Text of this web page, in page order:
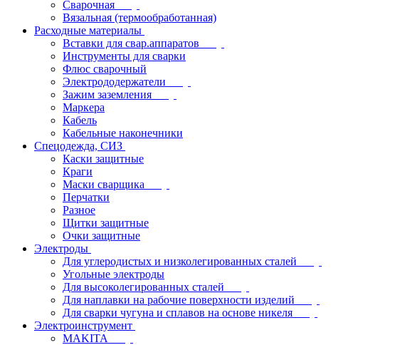
Сварочная
Вязальная (термообработанная)
Расходные материалы
Вставки для свар.аппаратов
Инструменты для сварки
Флюс сварочный
Электрододержатели
Зажим заземления
Маркера
Кабель
Кабельные наконечники
Спецодежда, СИЗ
Каски защитные
Краги
Маски сварщика
Перчатки
Разное
Щитки защитные
Очки защитные
Электроды
Для углеродистых и низколегированных сталей
Угольные электроды
Для высоколегированных сталей
Для наплавки на рабочие поверхности изделий
Для сварки чугуна и сплавов на основе никеля
Электроинструмент
МAKITA